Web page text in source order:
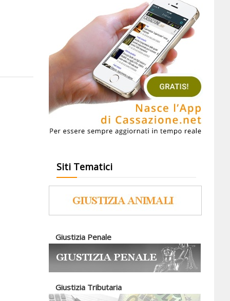
Siti Tematici
Giustizia Penale
Giustizia Tributaria